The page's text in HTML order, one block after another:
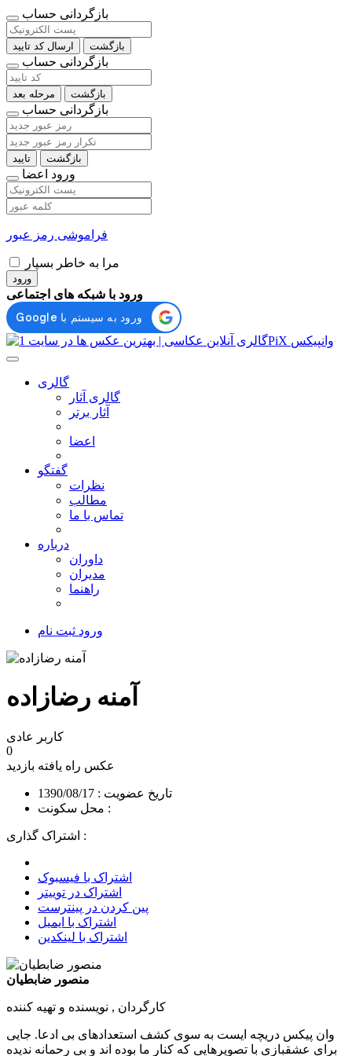
بازگردانی حساب
ارسال کد تایید بازگشت
بازگردانی حساب
مرحله بعد بازگشت
بازگردانی حساب
تایید بازگشت
ورود اعضا
فراموشی رمز عبور
مرا به خاطر بسپار
ورود
ورود با شبکه های اجتماعی
گالری
گالری آثار
آثار برتر
اعضا
گفتگو
نظرات
مطالب
تماس با ما
درباره
داوران
مدیران
راهنما
ورود ثبت نام
آمنه رضازاده
کاربر عادی
0
عکس راه یافته بازدید
تاریخ عضویت : 1390/08/17
محل سکونت :
اشتراک گذاری :
اشتراک با فیسبوک
اشتراک در توییتر
پین کردن در پینترست
اشتراک با ایمیل
اشتراک با لینکدین
منصور ضابطیان
کارگردان , نویسنده و تهیه کننده
وان پیکس دریچه ایست به سوی کشف استعدادهای بی ادعا. جایی
برای عشقبازی با تصویرهایی که کنار ما بوده اند و بی رحمانه ندیده